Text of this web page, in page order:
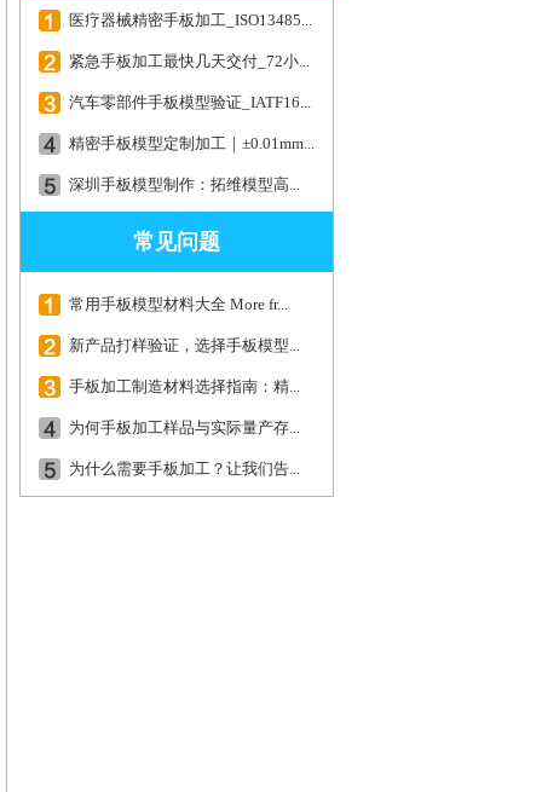
医疗器械精密手板加工_ISO13485...
紧急手板加工最快几天交付_72小...
汽车零部件手板模型验证_IATF16...
精密手板模型定制加工｜±0.01mm...
深圳手板模型制作：拓维模型高...
常见问题
常用手板模型材料大全 More fr...
新产品打样验证，选择手板模型...
手板加工制造材料选择指南：精...
为何手板加工样品与实际量产存...
为什么需要手板加工？让我们告...